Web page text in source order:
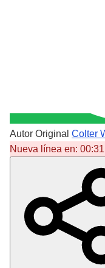
Autor Original Colter
Nueva línea en: 00:31